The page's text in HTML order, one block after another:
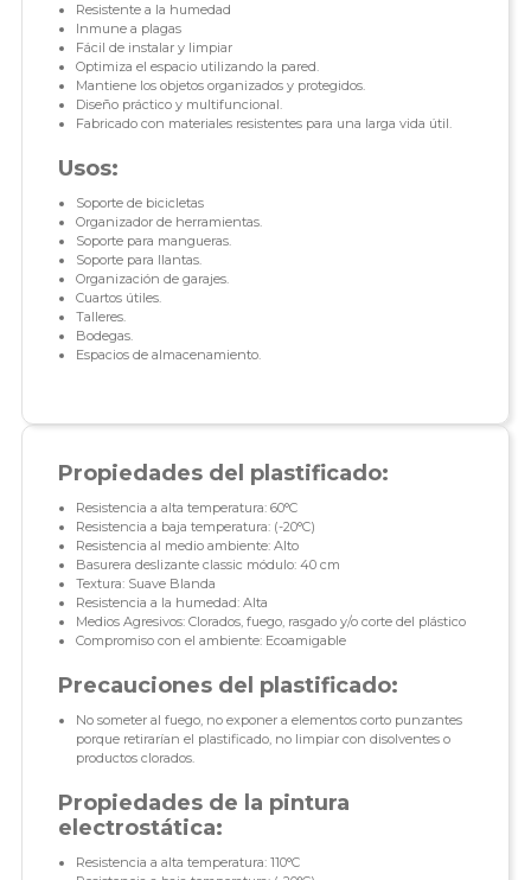
Resistente a la humedad
Inmune a plagas
Fácil de instalar y limpiar
Optimiza el espacio utilizando la pared.
Mantiene los objetos organizados y protegidos.
Diseño práctico y multifuncional.
Fabricado con materiales resistentes para una larga vida útil.
Usos:
Soporte de bicicletas
Organizador de herramientas.
Soporte para mangueras.
Soporte para llantas.
Organización de garajes.
Cuartos útiles.
Talleres.
Bodegas.
Espacios de almacenamiento.
Propiedades del plastificado:
Resistencia a alta temperatura: 60°C
Resistencia a baja temperatura: (-20°C)
Resistencia al medio ambiente: Alto
Basurera deslizante classic módulo: 40 cm
Textura: Suave Blanda
Resistencia a la humedad: Alta
Medios Agresivos: Clorados, fuego, rasgado y/o corte del plástico
Compromiso con el ambiente: Ecoamigable
Precauciones del plastificado:
No someter al fuego, no exponer a elementos corto punzantes
porque retirarían el plastificado, no limpiar con disolventes o
productos clorados.
Propiedades de la pintura
electrostática:
Resistencia a alta temperatura: 110°C